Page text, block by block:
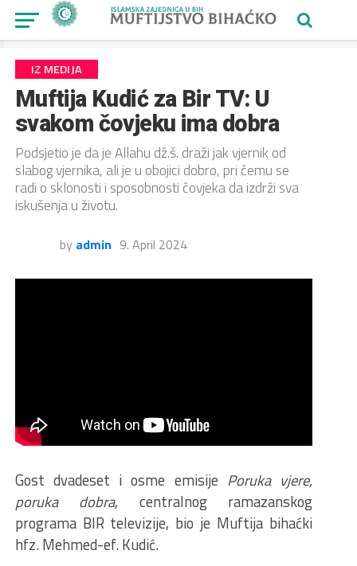
IZ MEDIJA
Muftija Kudić za Bir TV: U
svakom čovjeku ima dobra
Podsjetio je da je Allahu dž.š. draži jak vjernik od
slabog vjernika, ali je u obojici dobro, pri čemu se
radi o sklonosti i sposobnosti čovjeka da izdrži sva
iskušenja u životu.
by admin 9. April 2024
Gost dvadeset i osme emisije Poruka vjere,
poruka dobra, centralnog ramazanskog
programa BIR televizije, bio je Muftija bihaćki
hfz. Mehmed-ef. Kudić.